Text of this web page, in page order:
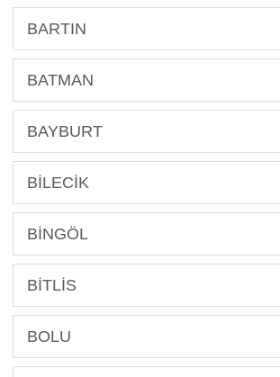
BARTIN
BATMAN
BAYBURT
BİLECİK
BİNGÖL
BİTLİS
BOLU